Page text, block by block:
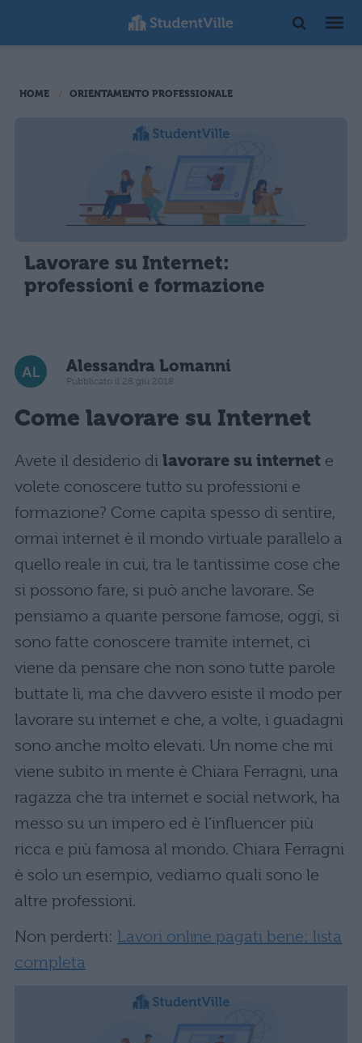
HOME ORIENTAMENTO PROFESSIONALE
Lavorare su Internet:
professioni e formazione
Alessandra Lomanni
Pubblicato il 28 giu 2018
Come lavorare su Internet
Avete il desiderio di lavorare su internet e
volete conoscere tutto su professioni e
formazione? Come capita spesso di sentire,
ormai internet è il mondo virtuale parallelo a
quello reale in cui, tra le tantissime cose che
si possono fare, si può anche lavorare. Se
pensiamo a quante persone famose, oggi, si
sono fatte conoscere tramite internet, ci
viene da pensare che non sono tutte parole
buttate lì, ma che davvero esiste il modo per
lavorare su internet e che, a volte, i guadagni
sono anche molto elevati. Un nome che mi
viene subito in mente è Chiara Ferragni, una
ragazza che tra internet e social network, ha
messo su un impero ed è l’influencer più
ricca e più famosa al mondo. Chiara Ferragni
è solo un esempio, vediamo quali sono le
altre professioni.
Non perderti: Lavori online pagati bene: lista
completa